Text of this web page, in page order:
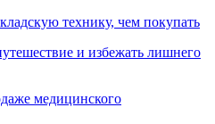
технику, чем покупать
и избежать лишнего
медицинского